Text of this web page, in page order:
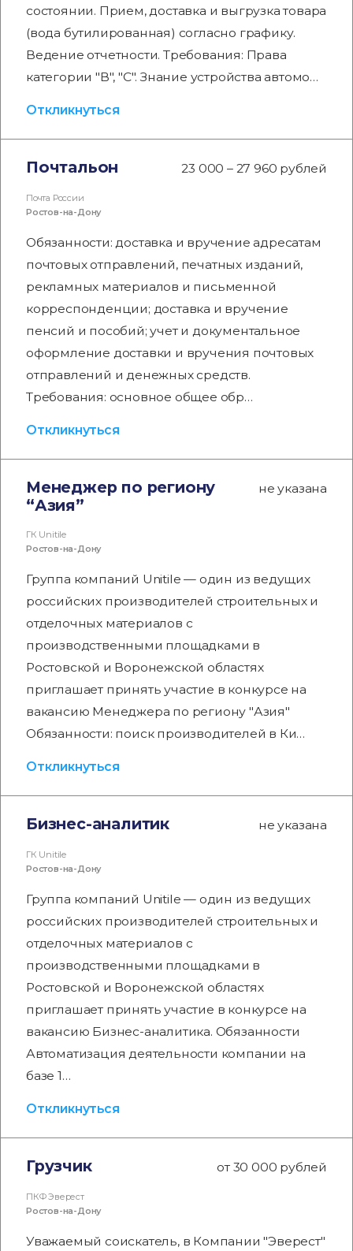
состоянии. Прием, доставка и выгрузка товара
(вода бутилированная) согласно графику.
Ведение отчетности. Требования: Права
категории "В", "С". Знание устройства автомо…
Откликнуться
Почтальон 23 000 – 27 960 рублей
Почта России
Ростов-на-Дону
Обязанности: доставка и вручение адресатам
почтовых отправлений, печатных изданий,
рекламных материалов и письменной
корреспонденции; доставка и вручение
пенсий и пособий; учет и документальное
оформление доставки и вручения почтовых
отправлений и денежных средств.
Требования: основное общее обр…
Откликнуться
Менеджер по региону
“Азия”
не указана
ГК Unitile
Ростов-на-Дону
Группа компаний Unitile — один из ведущих
российских производителей строительных и
отделочных материалов с
производственными площадками в
Ростовской и Воронежской областях
приглашает принять участие в конкурсе на
вакансию Менеджера по региону "Азия"
Обязанности: поиск производителей в Ки…
Откликнуться
Бизнес-аналитик не указана
ГК Unitile
Ростов-на-Дону
Группа компаний Unitile — один из ведущих
российских производителей строительных и
отделочных материалов с
производственными площадками в
Ростовской и Воронежской областях
приглашает принять участие в конкурсе на
вакансию Бизнес-аналитика. Обязанности
Автоматизация деятельности компании на
базе 1…
Откликнуться
Грузчик от 30 000 рублей
ПКФ Эверест
Ростов-на-Дону
Уважаемый соискатель, в Компании "Эверест"